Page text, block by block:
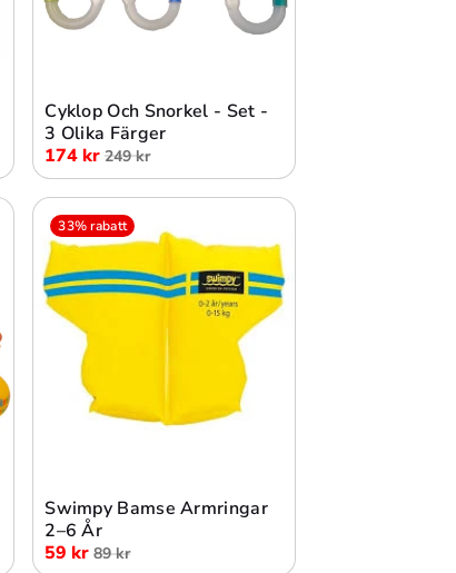
Cyklop Och Snorkel - Set -
3 Olika Färger
174 kr 249 kr
33% rabatt
Swimpy Bamse Armringar
2–6 År
59 kr 89 kr